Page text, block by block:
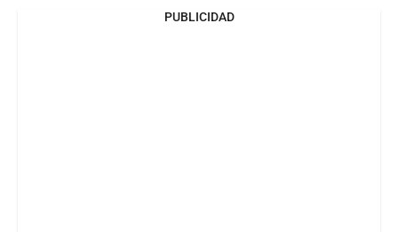
PUBLICIDAD